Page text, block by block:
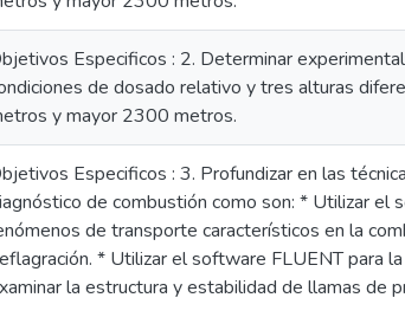
Especificos : 2. Determinar
de dosado relativo y tres alturas
y mayor 2300 metros.
Especificos : 3. Profundizar en las
de combustión como son: * Utilizar el
de transporte característicos en la
* Utilizar el software FLUENT para
la estructura y estabilidad de llamas de